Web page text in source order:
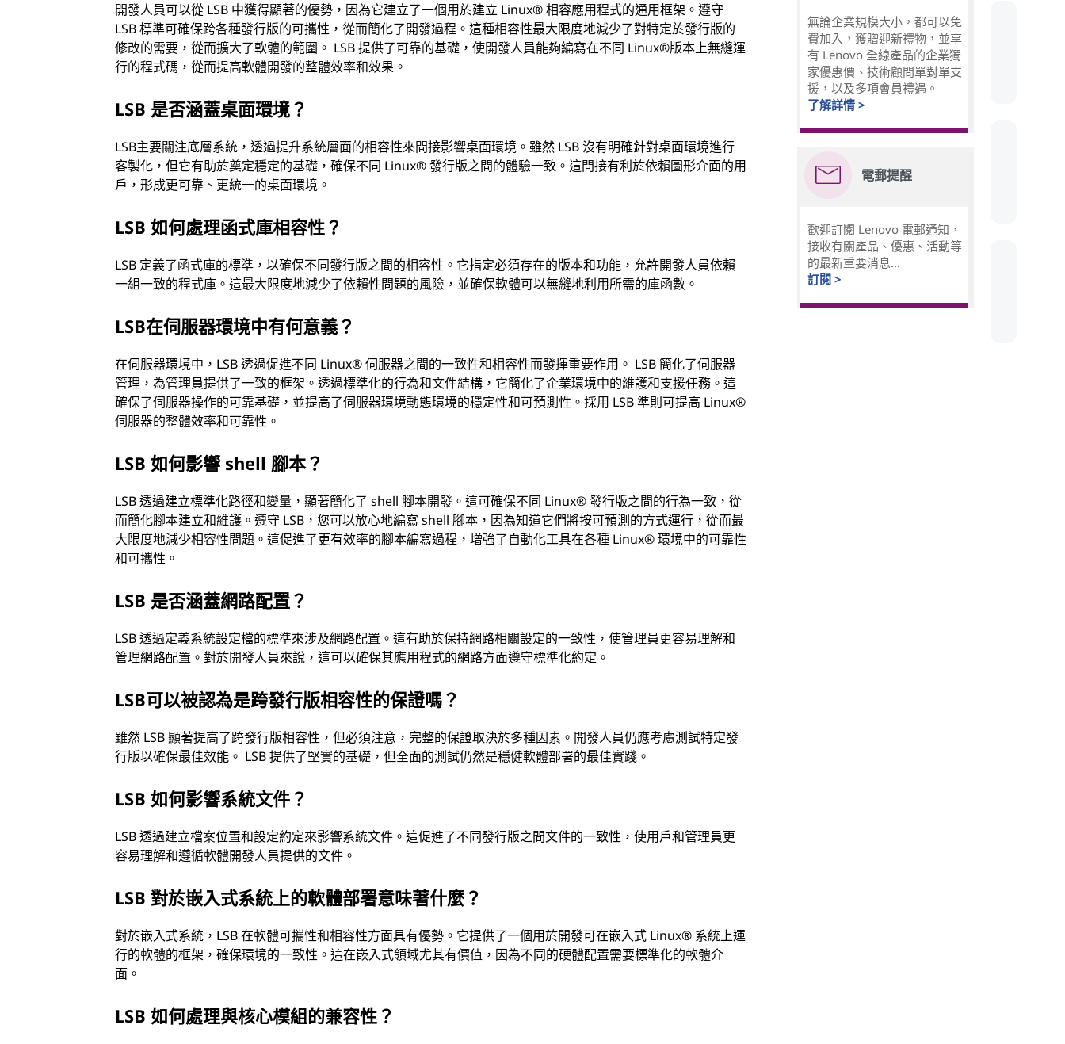
開發人員可以從 LSB 中獲得顯著的優勢，因為它建立了一個用於建立 Linux® 相容應用程式的通用框架。遵守
LSB 標準可確保跨各種發行版的可攜性，從而簡化了開發過程。這種相容性最大限度地減少了對特定於發行版的
修改的需要，從而擴大了軟體的範圍。 LSB 提供了可靠的基礎，使開發人員能夠編寫在不同 Linux®版本上無縫運
行的程式碼，從而提高軟體開發的整體效率和效果。
LSB 是否涵蓋桌面環境？
LSB主要關注底層系統，透過提升系統層面的相容性來間接影響桌面環境。雖然 LSB 沒有明確針對桌面環境進行
客製化，但它有助於奠定穩定的基礎，確保不同 Linux® 發行版之間的體驗一致。這間接有利於依賴圖形介面的用
戶，形成更可靠、更統一的桌面環境。
LSB 如何處理函式庫相容性？
LSB 定義了函式庫的標準，以確保不同發行版之間的相容性。它指定必須存在的版本和功能，允許開發人員依賴
一組一致的程式庫。這最大限度地減少了依賴性問題的風險，並確保軟體可以無縫地利用所需的庫函數。
LSB在伺服器環境中有何意義？
在伺服器環境中，LSB 透過促進不同 Linux® 伺服器之間的一致性和相容性而發揮重要作用。 LSB 簡化了伺服器
管理，為管理員提供了一致的框架。透過標準化的行為和文件結構，它簡化了企業環境中的維護和支援任務。這
確保了伺服器操作的可靠基礎，並提高了伺服器環境動態環境的穩定性和可預測性。採用 LSB 準則可提高 Linux®
伺服器的整體效率和可靠性。
LSB 如何影響 shell 腳本？
LSB 透過建立標準化路徑和變量，顯著簡化了 shell 腳本開發。這可確保不同 Linux® 發行版之間的行為一致，從
而簡化腳本建立和維護。遵守 LSB，您可以放心地編寫 shell 腳本，因為知道它們將按可預測的方式運行，從而最
大限度地減少相容性問題。這促進了更有效率的腳本編寫過程，增強了自動化工具在各種 Linux® 環境中的可靠性
和可攜性。
LSB 是否涵蓋網路配置？
LSB 透過定義系統設定檔的標準來涉及網路配置。這有助於保持網路相關設定的一致性，使管理員更容易理解和
管理網路配置。對於開發人員來說，這可以確保其應用程式的網路方面遵守標準化約定。
LSB可以被認為是跨發行版相容性的保證嗎？
雖然 LSB 顯著提高了跨發行版相容性，但必須注意，完整的保證取決於多種因素。開發人員仍應考慮測試特定發
行版以確保最佳效能。 LSB 提供了堅實的基礎，但全面的測試仍然是穩健軟體部署的最佳實踐。
LSB 如何影響系統文件？
LSB 透過建立檔案位置和設定約定來影響系統文件。這促進了不同發行版之間文件的一致性，使用戶和管理員更
容易理解和遵循軟體開發人員提供的文件。
LSB 對於嵌入式系統上的軟體部署意味著什麼？
對於嵌入式系統，LSB 在軟體可攜性和相容性方面具有優勢。它提供了一個用於開發可在嵌入式 Linux® 系統上運
行的軟體的框架，確保環境的一致性。這在嵌入式領域尤其有價值，因為不同的硬體配置需要標準化的軟體介
面。
LSB 如何處理與核心模組的兼容性？
無論企業規模大小，都可以免
費加入，獲贈迎新禮物，並享
有 Lenovo 全線產品的企業獨
家優惠價、技術顧問單對單支
援，以及多項會員禮遇。
了解詳情 >
電郵提醒
歡迎訂閱 Lenovo 電郵通知，
接收有關產品、優惠、活動等
的最新重要消息...
訂閱 >